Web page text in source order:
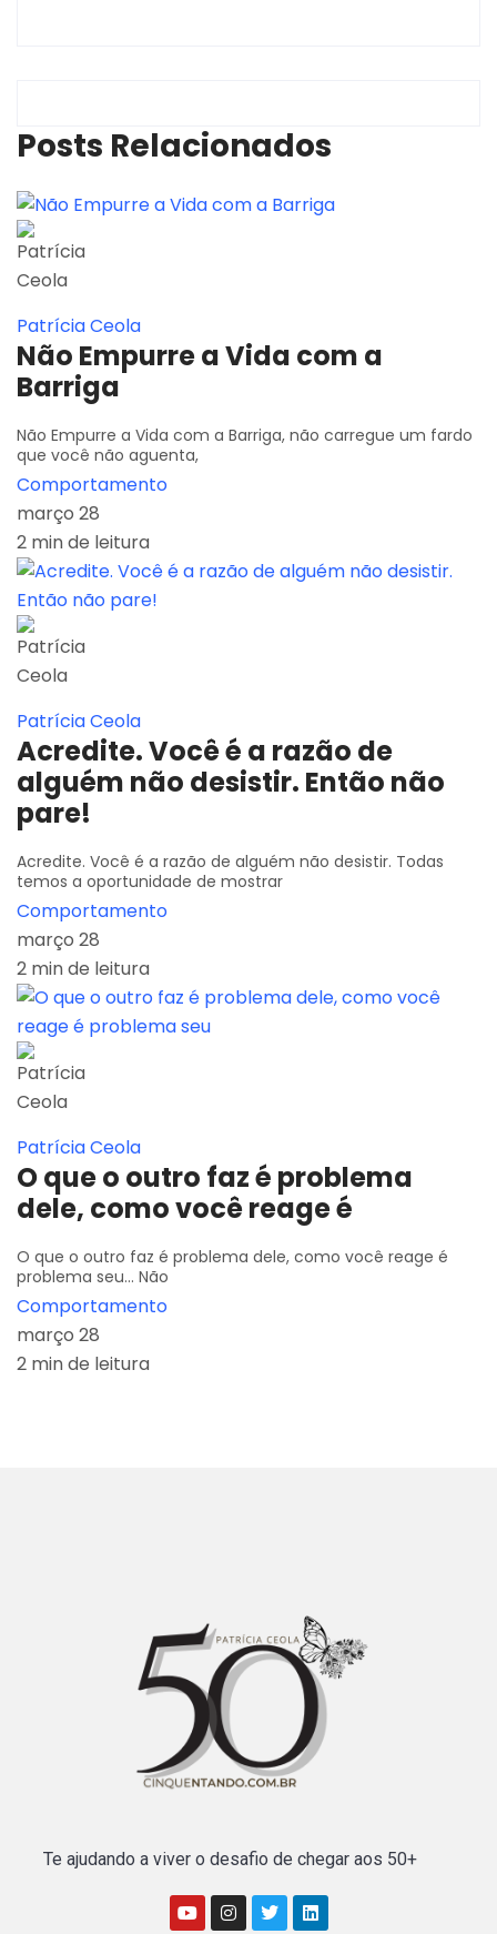
Posts Relacionados
Patrícia Ceola
Não Empurre a Vida com a
Barriga
Não Empurre a Vida com a Barriga, não carregue um fardo
que você não aguenta,
Comportamento
março 28
2 min de leitura
Patrícia Ceola
Acredite. Você é a razão de
alguém não desistir. Então não
pare!
Acredite. Você é a razão de alguém não desistir. Todas
temos a oportunidade de mostrar
Comportamento
março 28
2 min de leitura
Patrícia Ceola
O que o outro faz é problema
dele, como você reage é
O que o outro faz é problema dele, como você reage é
problema seu... Não
Comportamento
março 28
2 min de leitura
Te ajudando a viver o desafio de chegar aos 50+